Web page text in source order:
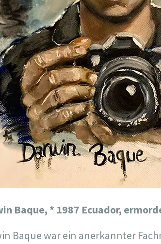
Baque, * 1987 Ecuador,
Baque war ein anerkannter